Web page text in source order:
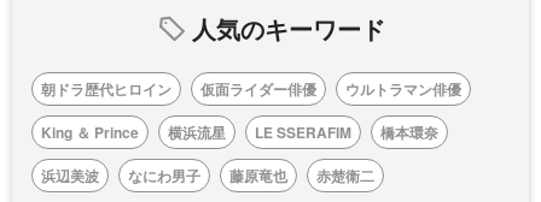
人気のキーワード
朝ドラ歴代ヒロイン 仮面ライダー俳優
ウルトラマン俳優
King ＆ Prince
横浜流星 LE SSERAFIM
橋本環奈
浜辺美波
なにわ男子 藤原竜也
赤楚衛二